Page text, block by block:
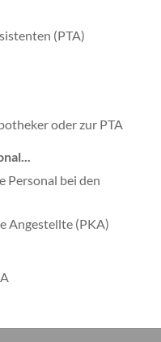
(PTA)
oder zur PTA
Personal bei den
Angestellte (PKA)